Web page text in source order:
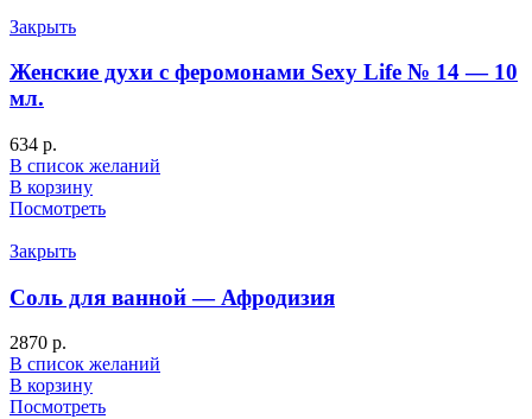
Закрыть
Женские духи с феромонами Sexy Life № 14 — 10
мл.
634 р.
В список желаний
В корзину
Посмотреть
Закрыть
Соль для ванной — Афродизия
2870 р.
В список желаний
В корзину
Посмотреть